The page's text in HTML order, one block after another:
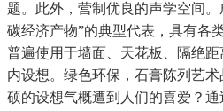
题。此外，营制优良的声学空间
碳经济产物”的典型代表，具有各
普遍使用于墙面、天花板、隔绝
内设想。绿色环保，石膏陈列艺
硕的设想气概遭到人们的喜爱？